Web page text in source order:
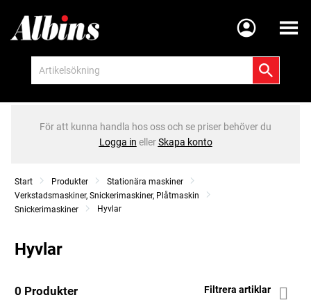
Meny
För att kunna handla hos oss och se priser behöver du
Logga in ellerSkapa konto
Start Produkter
Stationära maskiner
Verkstadsmaskiner, Snickerimaskiner, Plåtmaskin
Snickerimaskiner
Hyvlar
Hyvlar
0 Produkter Filtrera artiklar